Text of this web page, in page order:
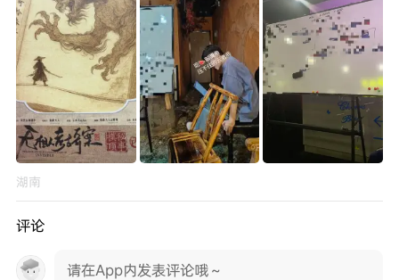
湖南
评论
请在App内发表评论哦～